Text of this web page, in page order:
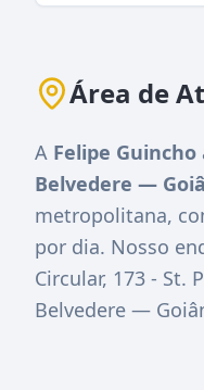
Área de
A Felipe Guincho
Belvedere —
metropolitana,
por dia. Nosso
Circular, 173 - St.
Belvedere —